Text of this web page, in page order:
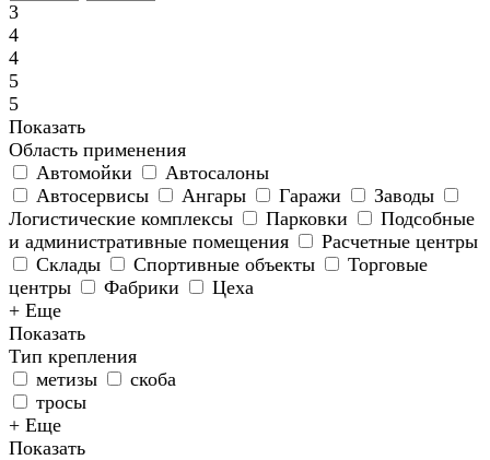
3
4
4
5
5
Показать
Область применения
Автомойки
Автосалоны
Автосервисы
Ангары Гаражи
Заводы
Логистические комплексы
Парковки
Подсобные
и административные помещения
Расчетные центры
Склады
Спортивные объекты
Торговые
центры
Фабрики
Цеха
+ Еще
Показать
Тип крепления
метизы
скоба
тросы
+ Еще
Показать